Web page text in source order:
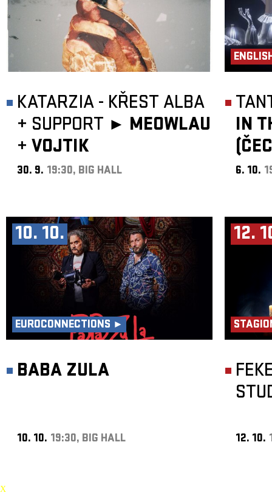
KATARZIA - KŘEST ALBA
+ SUPPORT ► MEOWLAU
+ VOJTIK
30. 9. 19:30, BIG HALL
IN
6. 10.
10. 10.
EUROCONNECTIONS ►
BABA ZULA
10. 10. 19:30, BIG HALL
12.
12. 10.
X